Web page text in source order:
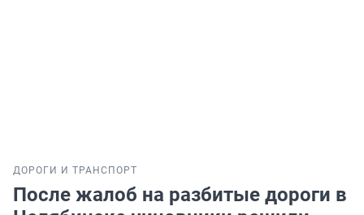
ДОРОГИ И ТРАНСПОРТ
После жалоб на разбитые дороги в